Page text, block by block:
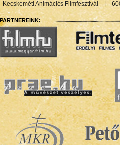
Kecskeméti Animációs Filmfesztivál |
PARTNEREINK: